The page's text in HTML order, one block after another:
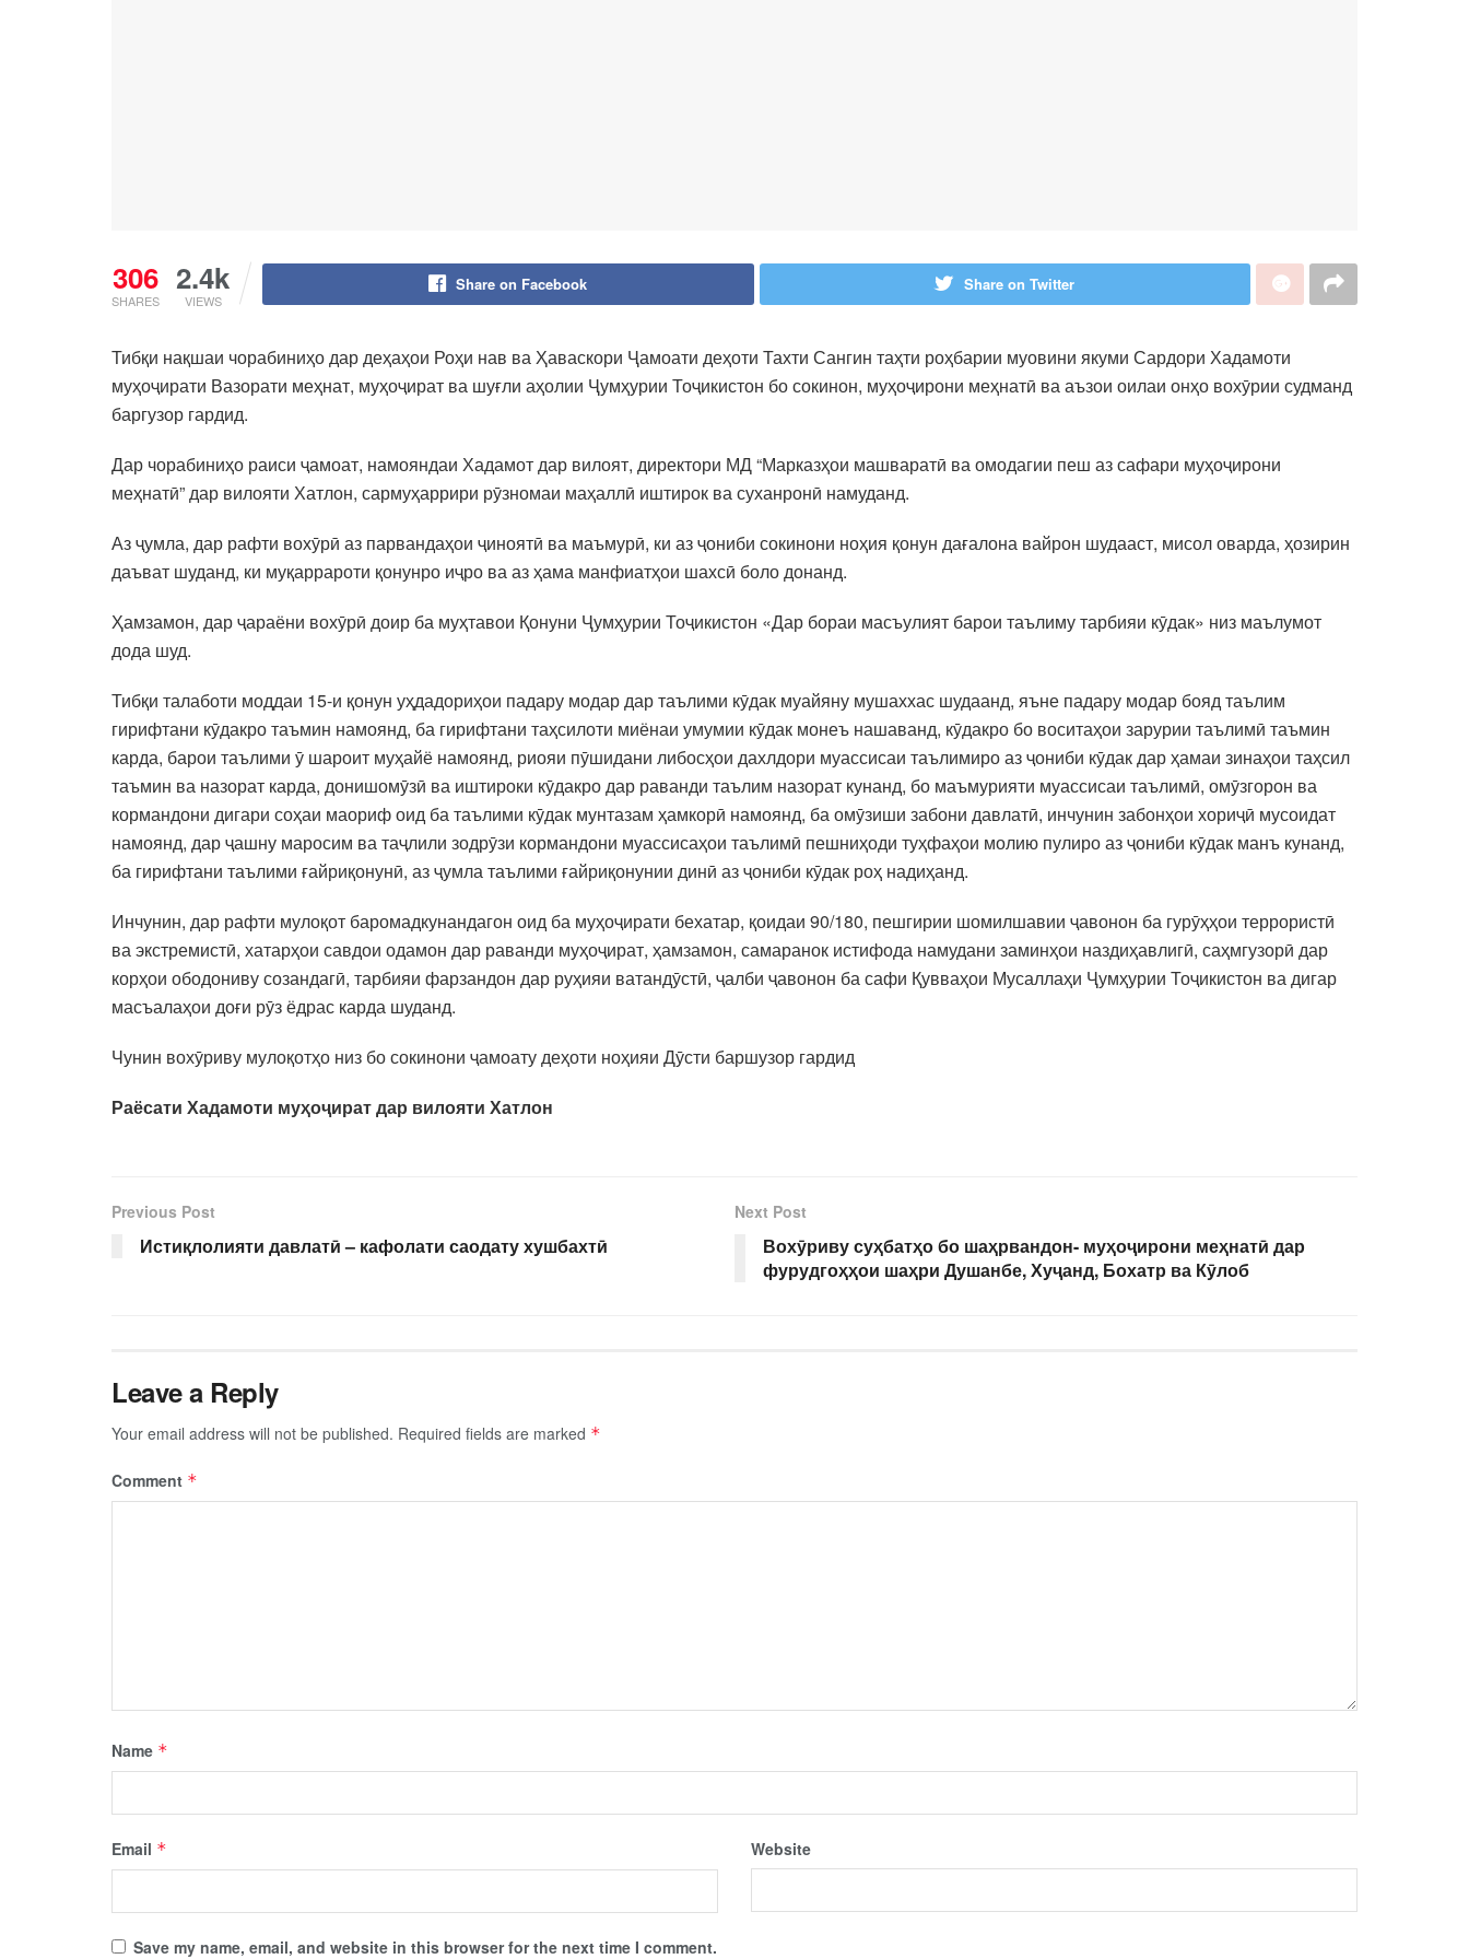
306
SHARES
2.4k
VIEWS
Share on Facebook Share on Twitter
Тибқи нақшаи чорабиниҳо дар деҳаҳои Роҳи нав ва Ҳаваскори Ҷамоати деҳоти Тахти Сангин таҳти роҳбарии муовини якуми Сардори Хадамоти
муҳоҷирати Вазорати меҳнат, муҳоҷират ва шуғли аҳолии Ҷумҳурии Тоҷикистон бо сокинон, муҳоҷирони меҳнатӣ ва аъзои оилаи онҳо вохӯрии судманд
баргузор гардид.
Дар чорабиниҳо раиси ҷамоат, намояндаи Хадамот дар вилоят, директори МД “Марказҳои машваратӣ ва омодагии пеш аз сафари муҳоҷирони
меҳнатӣ” дар вилояти Хатлон, сармуҳаррири рӯзномаи маҳаллӣ иштирок ва суханронӣ намуданд.
Аз ҷумла, дар рафти вохӯрӣ аз парвандаҳои ҷиноятӣ ва маъмурӣ, ки аз ҷониби сокинони ноҳия қонун дағалона вайрон шудааст, мисол оварда, ҳозирин
даъват шуданд, ки муқаррароти қонунро иҷро ва аз ҳама манфиатҳои шахсӣ боло донанд.
Ҳамзамон, дар ҷараёни вохӯрӣ доир ба муҳтавои Қонуни Ҷумҳурии Тоҷикистон «Дар бораи масъулият барои таълиму тарбияи кӯдак» низ маълумот
дода шуд.
Тибқи талаботи моддаи 15-и қонун уҳдадориҳои падару модар дар таълими кӯдак муайяну мушаххас шудаанд, яъне падару модар бояд таълим
гирифтани кӯдакро таъмин намоянд, ба гирифтани таҳсилоти миёнаи умумии кӯдак монеъ нашаванд, кӯдакро бо воситаҳои зарурии таълимӣ таъмин
карда, барои таълими ӯ шароит муҳайё намоянд, риояи пӯшидани либосҳои дахлдори муассисаи таълимиро аз ҷониби кӯдак дар ҳамаи зинаҳои таҳсил
таъмин ва назорат карда, донишомӯзӣ ва иштироки кӯдакро дар раванди таълим назорат кунанд, бо маъмурияти муассисаи таълимӣ, омӯзгорон ва
кормандони дигари соҳаи маориф оид ба таълими кӯдак мунтазам ҳамкорӣ намоянд, ба омӯзиши забони давлатӣ, инчунин забонҳои хориҷӣ мусоидат
намоянд, дар ҷашну маросим ва таҷлили зодрӯзи кормандони муассисаҳои таълимӣ пешниҳоди туҳфаҳои молию пулиро аз ҷониби кӯдак манъ кунанд,
ба гирифтани таълими ғайриқонунӣ, аз ҷумла таълими ғайриқонунии динӣ аз ҷониби кӯдак роҳ надиҳанд.
Инчунин, дар рафти мулоқот баромадкунандагон оид ба муҳоҷирати бехатар, қоидаи 90/180, пешгирии шомилшавии ҷавонон ба гурӯҳҳои террористӣ
ва экстремистӣ, хатарҳои савдои одамон дар раванди муҳоҷират, ҳамзамон, самаранок истифода намудани заминҳои наздиҳавлигӣ, саҳмгузорӣ дар
корҳои ободониву созандагӣ, тарбияи фарзандон дар руҳияи ватандӯстӣ, ҷалби ҷавонон ба сафи Қувваҳои Мусаллаҳи Ҷумҳурии Тоҷикистон ва дигар
масъалаҳои доғи рӯз ёдрас карда шуданд.
Чунин вохӯриву мулоқотҳо низ бо сокинони ҷамоату деҳоти ноҳияи Дӯсти баршузор гардид
Раёсати Хадамоти муҳоҷират дар вилояти Хатлон
Previous Post
Истиқлолияти давлатӣ – кафолати саодату хушбахтӣ
Next Post
Вохӯриву суҳбатҳо бо шаҳрвандон- муҳоҷирони меҳнатӣ дар
фурудгоҳҳои шаҳри Душанбе, Хуҷанд, Бохатр ва Кӯлоб
Leave a Reply
Your email address will not be published. Required fields are marked *
Comment *
Name *
Email * Website
Save my name, email, and website in this browser for the next time I comment.